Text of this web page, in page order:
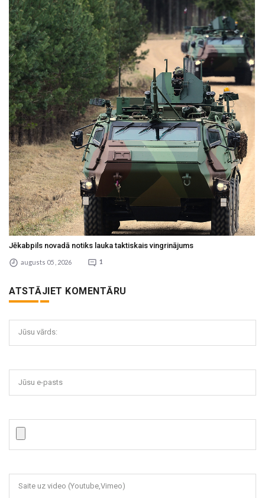
Jēkabpils novadā notiks lauka taktiskais vingrinājums
augusts 05 , 2026 1
ATSTĀJIET KOMENTĀRU
Jūsu vārds:
Jūsu e-pasts
Saite uz video (Youtube,Vimeo)